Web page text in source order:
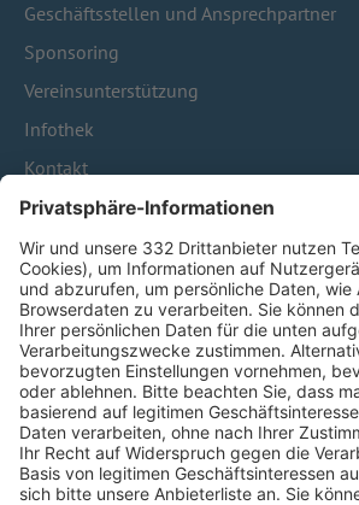
Geschäftsstellen und Ansprechpartner
Sponsoring
Vereinsunterstützung
Infothek
Kontakt
HÄUFIG BESUCHTE SEITEN
Pässe und Vereinswechsel
Trainerausbildung
Schulungsangebot Vereinsmitarbeiter
BFV-Geschäftsstellen
Trainerbörse
Login SpielPlus